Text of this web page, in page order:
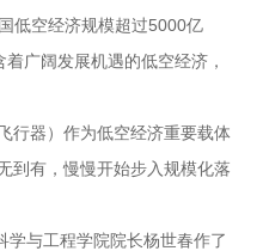
空经济规模超过5000亿
广阔发展机遇的低空经济，
器）作为低空经济重要载体
到有，慢慢开始步入规模化落
与工程学院院长杨世春作了